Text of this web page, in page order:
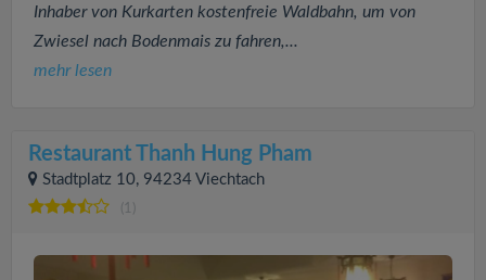
Inhaber von Kurkarten kostenfreie Waldbahn, um von
Zwiesel nach Bodenmais zu fahren,...
mehr lesen
Restaurant Thanh Hung Pham
Stadtplatz 10, 94234 Viechtach
(1)